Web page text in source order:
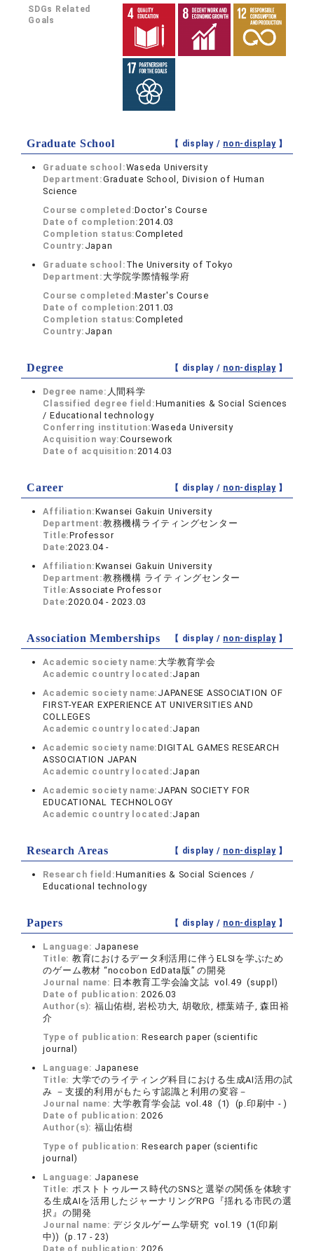
SDGs Related
Goals
Graduate School 【 display / non-display】
Graduate school:Waseda University
Department:Graduate School, Division of Human
Science
Course completed:Doctor's Course
Date of completion: 2014.03
Completion status:Completed
Country: Japan
Graduate school: The University of Tokyo
Department: 大学院学際情報学府
Course completed:Master's Course
Date of completion: 2011.03
Completion status:Completed
Country: Japan
Degree 【 display / non-display】
Degree name: 人間科学
Classified degree field:Humanities & Social Sciences
/ Educational technology
Conferring institution:Waseda University
Acquisition way:Coursework
Date of acquisition: 2014.03
Career 【 display / non-display】
Affiliation:Kwansei Gakuin University
Department:教務機構ライティングセンター
Title:Professor
Date:2023.04 -
Affiliation:Kwansei Gakuin University
Department:教務機構 ライティングセンター
Title:Associate Professor
Date:2020.04 - 2023.03
Association Memberships 【 display / non-display】
Academic society name: 大学教育学会
Academic country located:Japan
Academic society name: JAPANESE ASSOCIATION OF
FIRST-YEAR EXPERIENCE AT UNIVERSITIES AND
COLLEGES
Academic country located:Japan
Academic society name:DIGITAL GAMES RESEARCH
ASSOCIATION JAPAN
Academic country located:Japan
Academic society name: JAPAN SOCIETY FOR
EDUCATIONAL TECHNOLOGY
Academic country located:Japan
Research Areas 【 display / non-display】
Research field:Humanities & Social Sciences /
Educational technology
Papers 【 display / non-display】
Language: Japanese
Title: 教育におけるデータ利活用に伴うELSIを学ぶため
のゲーム教材 “nocobon EdData版” の開発
Journal name: 日本教育工学会論文誌 vol.49 (suppl)
Date of publication: 2026.03
Author(s): 福山佑樹, 岩松功大, 胡敬欣, 標葉靖子, 森田裕
介
Type of publication:Research paper (scientific
journal)
Language: Japanese
Title: 大学でのライティング科目における生成AI活用の試
み －支援的利用がもたらす認識と利用の変容－
Journal name: 大学教育学会誌 vol.48 (1) (p.印刷中 - )
Date of publication: 2026
Author(s): 福山佑樹
Type of publication:Research paper (scientific
journal)
Language: Japanese
Title: ポストトゥルース時代のSNSと選挙の関係を体験す
る生成AIを活用したジャーナリングRPG『揺れる市民の選
択』の開発
Journal name:デジタルゲーム学研究 vol.19 (1(印刷
中)) (p.17 - 23)
Date of publication: 2026